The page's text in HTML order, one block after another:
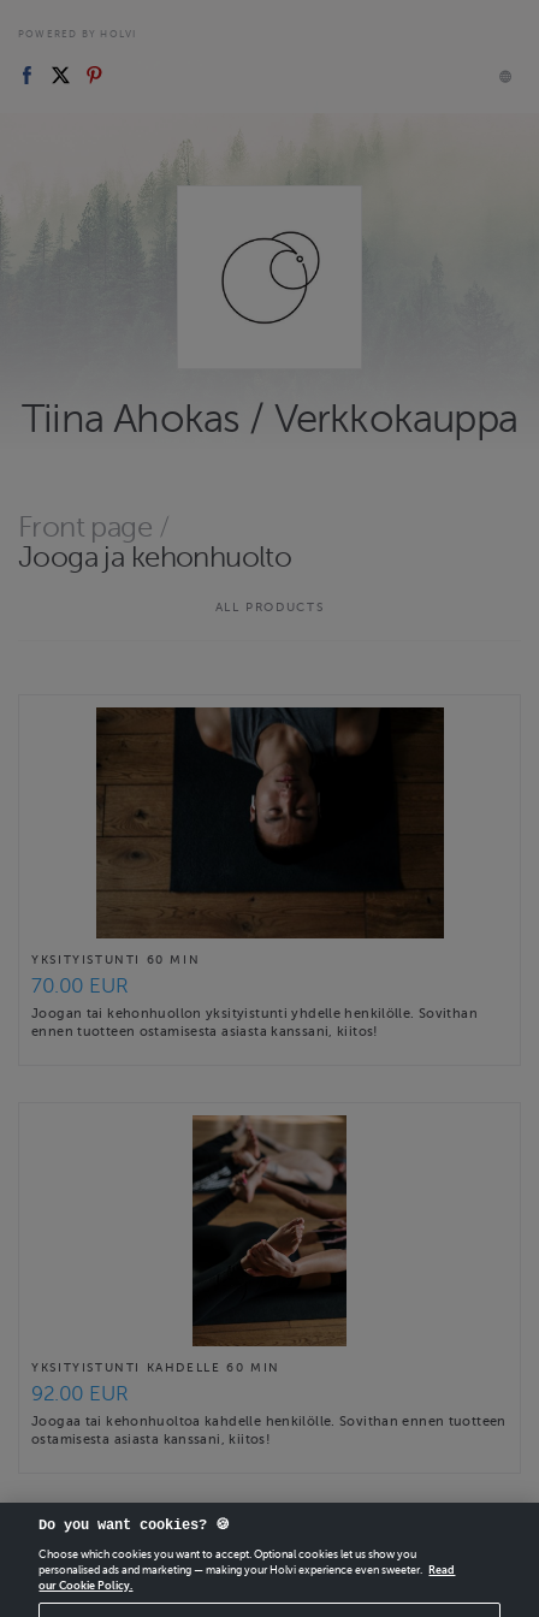
POWERED BY HOLVI
Tiina Ahokas / Verkkokauppa
Front page /
Jooga ja kehonhuolto
ALL PRODUCTS
YKSITYISTUNTI 60 MIN
70.00 EUR
Joogan tai kehonhuollon yksityistunti yhdelle henkilölle. Sovithan
ennen tuotteen ostamisesta asiasta kanssani, kiitos!
YKSITYISTUNTI KAHDELLE 60 MIN
92.00 EUR
Joogaa tai kehonhuoltoa kahdelle henkilölle. Sovithan ennen tuotteen
ostamisesta asiasta kanssani, kiitos!
CREATEYOUR OWN HOLVI ONLINE STORE IN MINUTES.
Do you want cookies? 🍪
Choose which cookies you want to accept. Optional cookies let us show you
personalised ads and marketing — making your Holvi experience even sweeter.
Read
our Cookie Policy.